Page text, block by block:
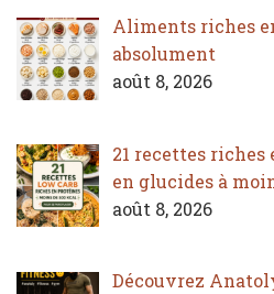
Aliments riches
absolument
août 8, 2026
21 recettes
en glucides à
août 8, 2026
Découvrez